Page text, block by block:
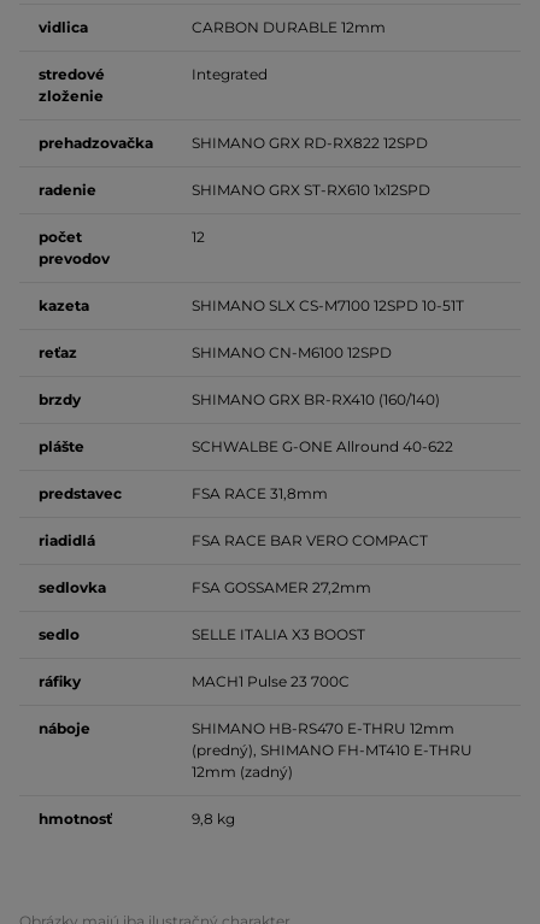
vidlica CARBON DURABLE 12mm
stredové
zloženie
Integrated
prehadzovačka SHIMANO GRX RD-RX822 12SPD
radenie SHIMANO GRX ST-RX610 1x12SPD
počet
prevodov
12
kazeta SHIMANO SLX CS-M7100 12SPD 10-51T
reťaz SHIMANO CN-M6100 12SPD
brzdy SHIMANO GRX BR-RX410 (160/140)
plášte SCHWALBE G-ONE Allround 40-622
predstavec FSA RACE 31,8mm
riadidlá FSA RACE BAR VERO COMPACT
sedlovka FSA GOSSAMER 27,2mm
sedlo SELLE ITALIA X3 BOOST
ráfiky MACH1 Pulse 23 700C
náboje
SHIMANO HB-RS470 E-THRU 12mm
(predný), SHIMANO FH-MT410 E-THRU
12mm (zadný)
hmotnosť 9,8 kg